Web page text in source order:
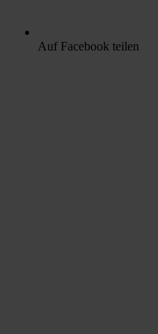
Auf Facebook teilen